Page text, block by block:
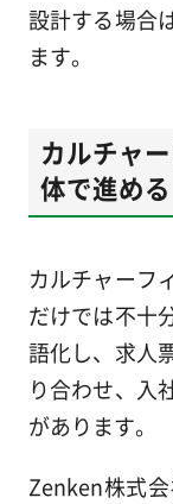
設計する場合は
ます。
カルチャ
体で進める
カルチャーフ
だけでは不十
語化し、求人
り合わせ、入
があります。
Zenken株式